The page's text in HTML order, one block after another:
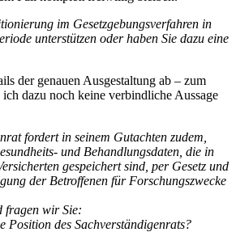
im Gesetzgebungsverfahren in
unterstützen oder haben Sie dazu eine
der genauen Ausgestaltung ab – zum
dazu noch keine verbindliche Aussage
fordert in seinem Gutachten zudem,
und Behandlungsdaten, die in
gespeichert sind, per Gesetz und
der Betroffenen für Forschungszwecke
fragen wir Sie:
Position des Sachverständigenrats?